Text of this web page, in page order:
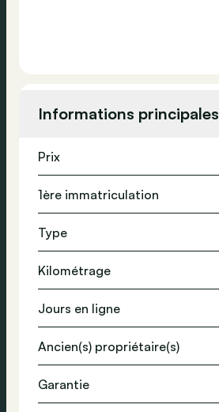
Informations principales
Prix
1ère immatriculation
Type
Kilométrage
Jours en ligne
Ancien(s) propriétaire(s)
Garantie